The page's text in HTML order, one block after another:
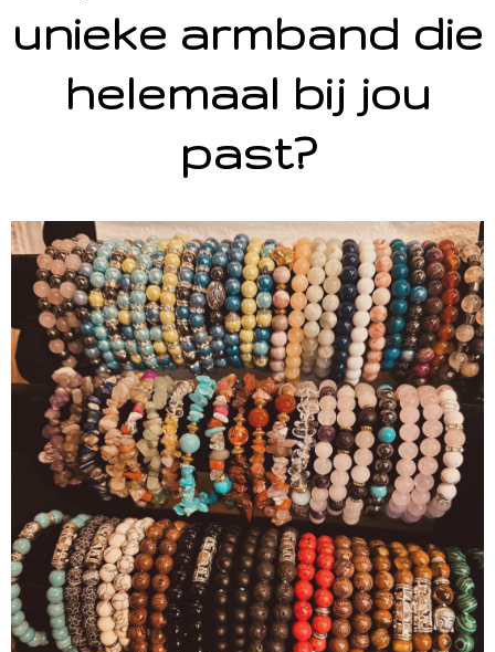
unieke armband die
helemaal bij jou
past?